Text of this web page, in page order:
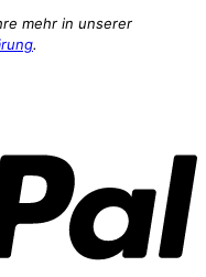
mehr in unserer
.